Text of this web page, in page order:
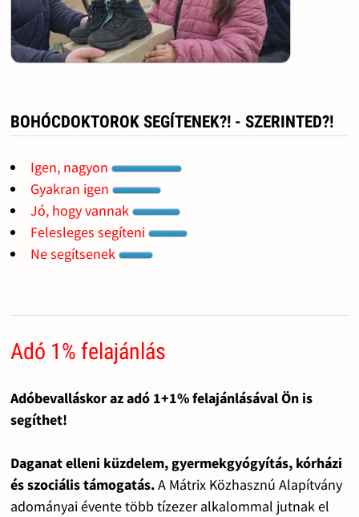
BOHÓCDOKTOROK SEGÍTENEK?! - SZERINTED?!
Igen, nagyon
Gyakran igen
Jó, hogy vannak
Felesleges segíteni
Ne segítsenek
Adó 1% felajánlás
Adóbevalláskor az adó 1+1% felajánlásával Ön is
segíthet!
Daganat elleni küzdelem, gyermekgyógyítás, kórházi
és szociális támogatás.A Mátrix Közhasznú Alapítvány
adományai évente több tízezer alkalommal jutnak el